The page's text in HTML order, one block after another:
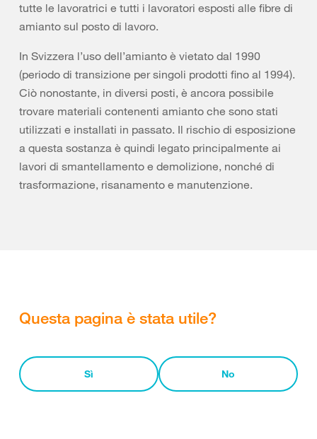
tutte le lavoratrici e tutti i lavoratori esposti alle fibre di
amianto sul posto di lavoro.
In Svizzera l’uso dell’amianto è vietato dal 1990
(periodo di transizione per singoli prodotti fino al 1994).
Ciò nonostante, in diversi posti, è ancora possibile
trovare materiali contenenti amianto che sono stati
utilizzati e installati in passato. Il rischio di esposizione
a questa sostanza è quindi legato principalmente ai
lavori di smantellamento e demolizione, nonché di
trasformazione, risanamento e manutenzione.
Questa pagina è stata utile?
Sì No